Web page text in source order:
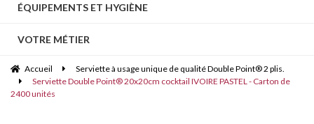
ÉQUIPEMENTS ET HYGIÈNE
VOTRE MÉTIER
Accueil
Serviette à usage unique de qualité Double Point® 2 plis.
Serviette Double Point® 20x20cm cocktail IVOIRE PASTEL - Carton de
2400 unités